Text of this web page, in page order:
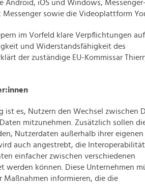
Android, iOS und Windows,
sowie die Videoplattform
im Vorfeld klare Verpflichtungen
und Widerstandsfähigkeit des
der zuständige EU-Kommissar
ist es, Nutzern den Wechsel zwischen
mitzunehmen. Zusätzlich sollen
Nutzerdaten außerhalb ihrer eigenen
auch angestrebt, die
einfacher zwischen verschiedenen
werden können. Diese Unternehmen
Maßnahmen informieren, die die